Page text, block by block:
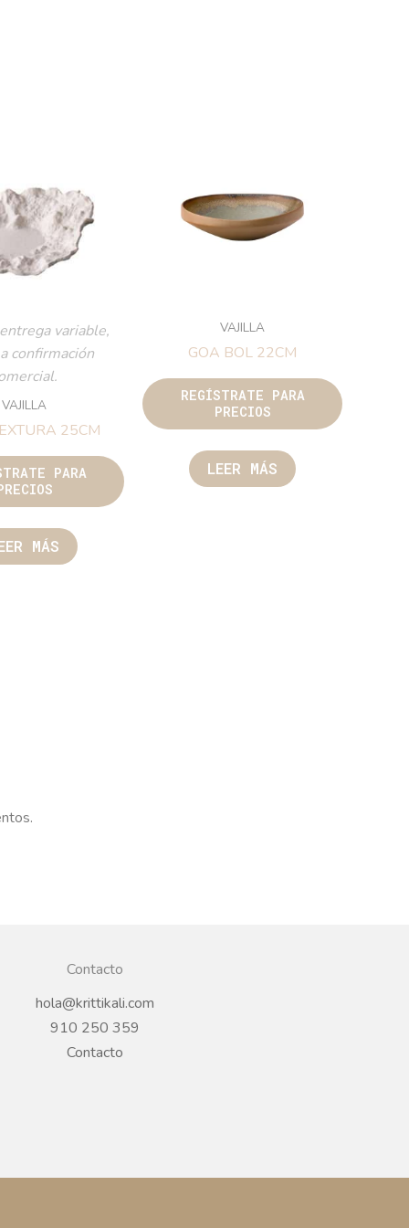
variable,
confirmación
VAJILLA
25CM
PARA
MÁS
VAJILLA
GOA BOL 22CM
REGÍSTRATE PARA
PRECIOS
LEER MÁS
Contacto
hola@krittikali.com
910 250 359
Contacto